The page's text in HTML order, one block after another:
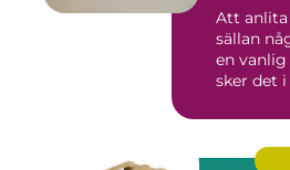
Att anlita
sällan
en
sker det i